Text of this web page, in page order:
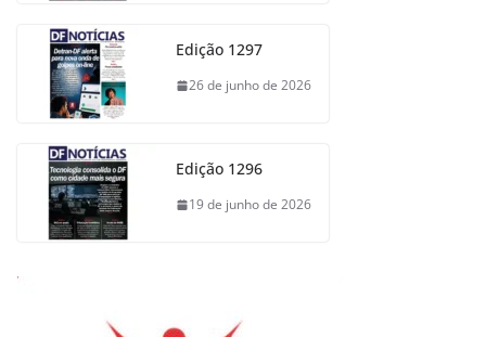
Edição 1297
26 de junho de 2026
Edição 1296
19 de junho de 2026